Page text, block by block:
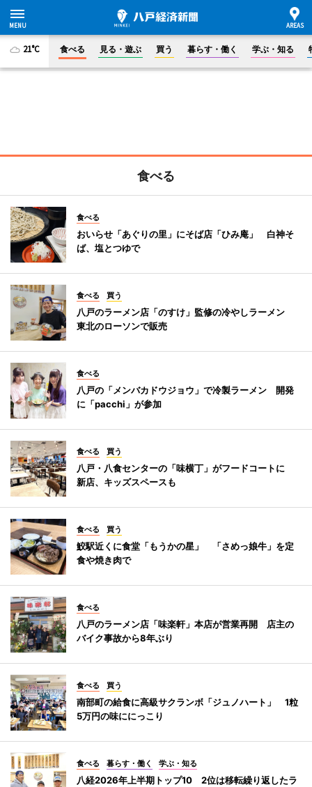
21°C 食べる 見る・遊ぶ 買う 暮らす・働く 学ぶ・知る
食べる
食べる
おいらせ「あぐりの里」にそば店「ひみ庵」 白神そ
ば、塩とつゆで
食べる 買う
八戸のラーメン店「のすけ」監修の冷やしラーメン
東北のローソンで販売
食べる
八戸の「メンバカドウジョウ」で冷製ラーメン 開発
に「pacchi」が参加
食べる 買う
八戸・八食センターの「味横丁」がフードコートに
新店、キッズスペースも
食べる 買う
鮫駅近くに食堂「もうかの星」 「さめっ娘牛」を定
食や焼き肉で
食べる
八戸のラーメン店「味楽軒」本店が営業再開 店主の
バイク事故から8年ぶり
食べる 買う
南部町の給食に高級サクランボ「ジュノハート」 1粒
5万円の味ににっこり
食べる 暮らす・働く 学ぶ・知る
八経2026年上半期トップ10 2位は移転繰り返したラ